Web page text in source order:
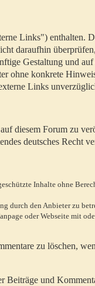
Links") enthalten.
daraufhin
Gestaltung und
ohne konkrete
Links
diesem Forum zu
deutsches Recht
Inhalte ohne
durch den Anbieter zu
oder Webseite mit
zu löschen,
und